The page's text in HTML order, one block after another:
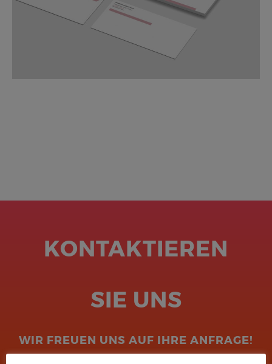
KONTAKTIEREN
SIE UNS
WIR FREUEN UNS AUF IHRE ANFRAGE!